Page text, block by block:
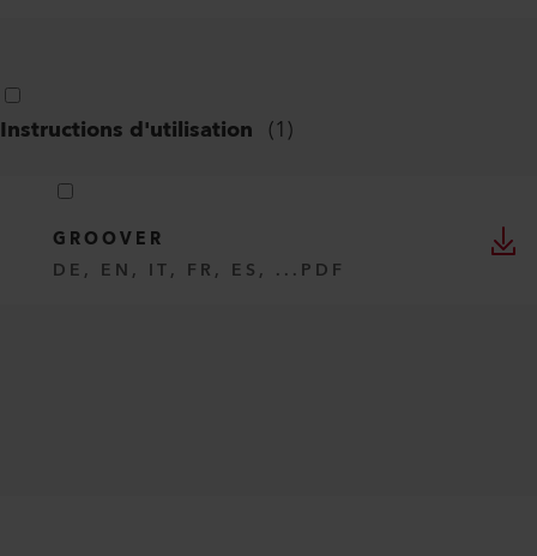
Instructions d'utilisation (1)
GROOVER
DE, EN, IT, FR, ES, ... PDF